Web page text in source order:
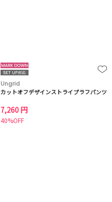
Ungrid
カットオフデザインストライプラフパンツ
7,260 円
40%OFF